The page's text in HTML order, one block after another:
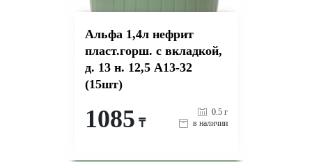
Альфа 1,4л нефрит
пласт.горш. с вкладкой,
д. 13 н. 12,5 А13-32
(15шт)
1085 ₸
0.5 г
в наличии